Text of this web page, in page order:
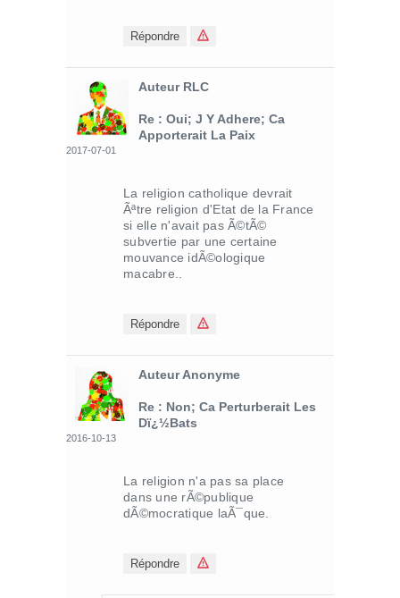
Répondre
Auteur RLC
Re : Oui; J Y Adhere; Ca
Apporterait La Paix
2017-07-01
La religion catholique devrait
Ãªtre religion d'Etat de la France
si elle n'avait pas Ã©tÃ©
subvertie par une certaine
mouvance idÃ©ologique
macabre..
Répondre
Auteur Anonyme
Re : Non; Ca Perturberait Les
Dï¿½bats
2016-10-13
La religion n'a pas sa place
dans une rÃ©publique
dÃ©mocratique laÃ¯que.
Répondre